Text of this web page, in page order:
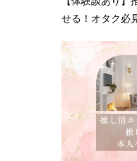
せる！オタク必